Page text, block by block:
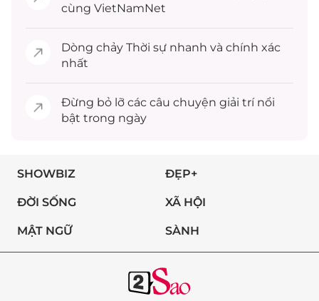
cùng VietNamNet
Dòng chảy Thời sự nhanh và chính xác
nhất
Đừng bỏ lỡ các câu chuyện giải trínổi
bật trong ngày
SHOWBIZ ĐẸP+
ĐỜI SỐNG XÃ HỘI
MẬT NGỮ SÀNH